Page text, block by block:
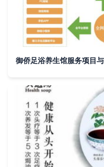
御侨足浴养生馆服务项目